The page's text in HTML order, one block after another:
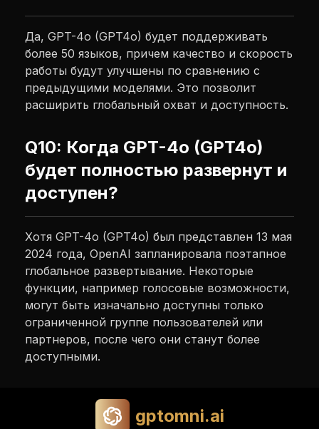
Да, GPT-4o (GPT4o) будет поддерживать
более 50 языков, причем качество и скорость
работы будут улучшены по сравнению с
предыдущими моделями. Это позволит
расширить глобальный охват и доступность.
Q10: Когда GPT-4o (GPT4o)
будет полностью развернут и
доступен?
Хотя GPT-4o (GPT4o) был представлен 13 мая
2024 года, OpenAI запланировала поэтапное
глобальное развертывание. Некоторые
функции, например голосовые возможности,
могут быть изначально доступны только
ограниченной группе пользователей или
партнеров, после чего они станут более
доступными.
gptomni.ai